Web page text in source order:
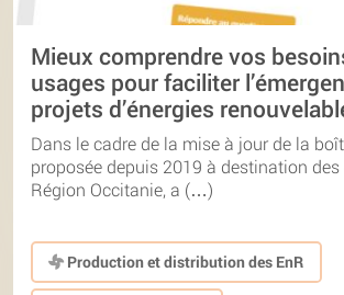
Mieux comprendre vos
usages pour faciliter
projets d’énergies
Dans le cadre de la mise à jour de la
proposée depuis 2019 à destination
Région Occitanie, a (…)
Production et distribution des EnR